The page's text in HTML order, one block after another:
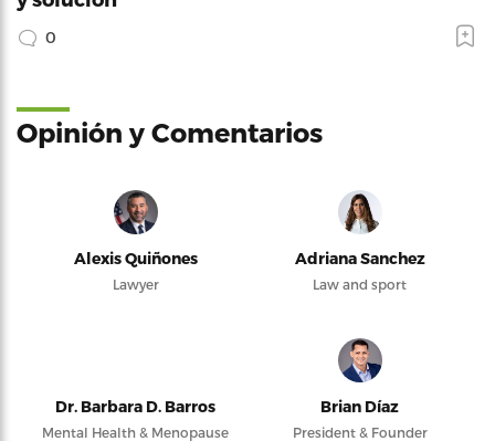
0
Opinión y Comentarios
Alexis Quiñones
Lawyer
Adriana Sanchez
Law and sport
Dr. Barbara D. Barros
Mental Health & Menopause
Brian Díaz
President & Founder